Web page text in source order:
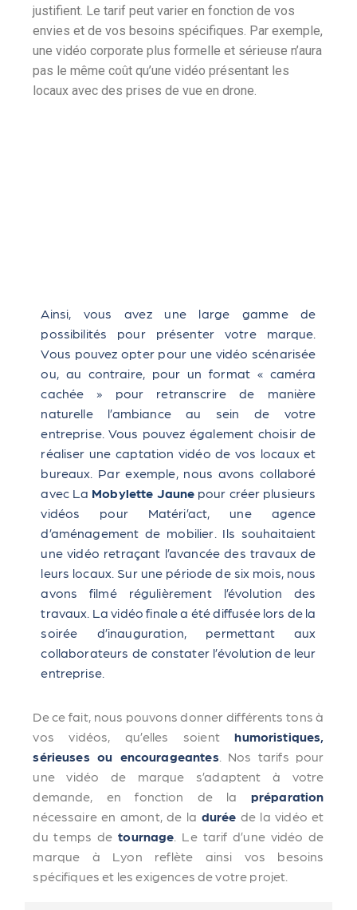
justifient. Le tarif peut varier en fonction de vos
envies et de vos besoins spécifiques. Par exemple,
une vidéo corporate plus formelle et sérieuse n’aura
pas le même coût qu’une vidéo présentant les
locaux avec des prises de vue en drone.
Ainsi, vous avez une large gamme de
possibilités pour présenter votre marque.
Vous pouvez opter pour une vidéo scénarisée
ou, au contraire, pour un format « caméra
cachée » pour retranscrire de manière
naturelle l’ambiance au sein de votre
entreprise. Vous pouvez également choisir de
réaliser une captation vidéo de vos locaux et
bureaux. Par exemple, nous avons collaboré
avec La Mobylette Jaune pour créer plusieurs
vidéos pour Matéri’act, une agence
d’aménagement de mobilier. Ils souhaitaient
une vidéo retraçant l’avancée des travaux de
leurs locaux. Sur une période de six mois, nous
avons filmé régulièrement l’évolution des
travaux. La vidéo finale a été diffusée lors de la
soirée d’inauguration, permettant aux
collaborateurs de constater l’évolution de leur
entreprise.
De ce fait, nous pouvons donner différents tons à
vos vidéos, qu’elles soienthumoristiques,
sérieuses ou encourageantes . Nos tarifs pour
une vidéo de marque s’adaptent à votre
demande, en fonction de la préparation
nécessaire en amont, de la durée de la vidéo et
du temps detournage . Le tarif d’une vidéo de
marque à Lyon reflète ainsi vos besoins
spécifiques et les exigences de votre projet.